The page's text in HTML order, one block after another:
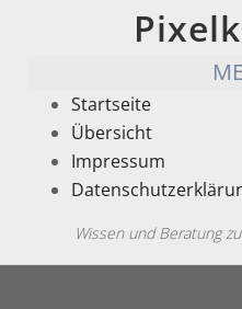
Startseite
Übersicht
Impressum
Wissen und Beratung